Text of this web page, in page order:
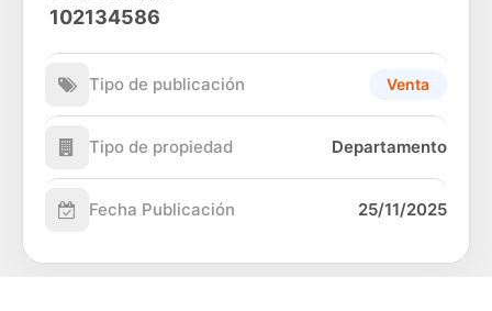
102134586
Tipo de publicación Venta
Tipo de propiedad Departamento
Fecha Publicación 25/11/2025